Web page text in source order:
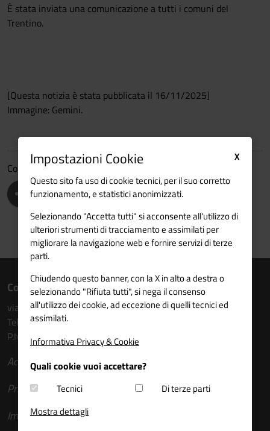
È stata inviata una comunicazione a tutti i comuni del
Trentino.
[Questa notizia è stata pubblicata il 16/11/2025]
Immagine: Gemini.
Condividi
Contatti
via Torre Verde n. 14 - 5° piano - 38122 Trento
Tel. 0461 213176
P.Iva: 80009910227
Accessibilità
Privacy e social
Impostazioni Cookie
X
Impostazioni Cookie
Questo sito fa uso di cookie tecnici, per il suo corretto
funzionamento, e statistici anonimizzati.
Selezionando "Accetta tutti" si acconsente all'utilizzo di
ulteriori strumenti di tracciamento e assimilati per
migliorare la navigazione web e fornire servizi di terze
parti.
Chiudendo questo banner, con la X in alto a destra o
selezionando "Rifiuta tutti", si nega il consenso
all'utilizzo dei cookie, ad eccezione di quelli tecnici ed
assimilati.
Informativa Privacy & Cookie
Quali cookie vuoi accettare?
Tecnici
Di terze parti
Mostra dettagli